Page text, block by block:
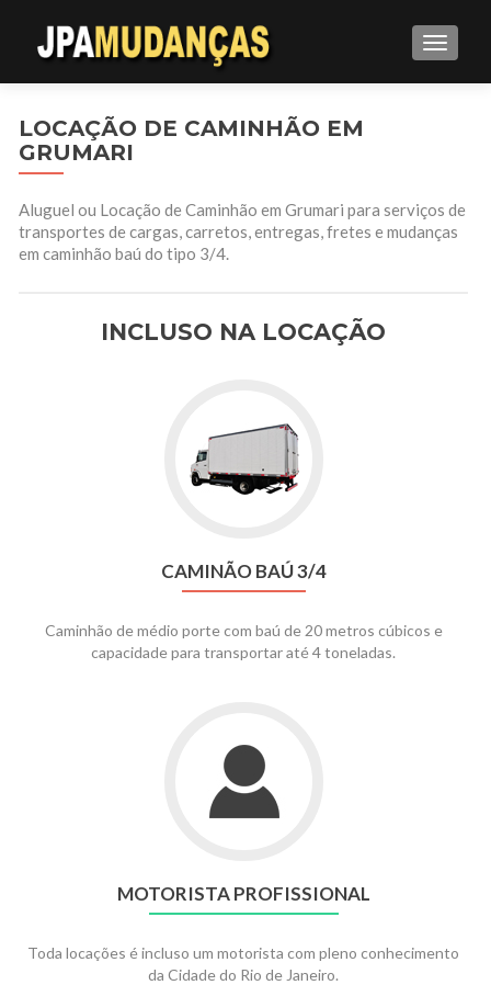
LOCAÇÃO DE CAMINHÃO EM
GRUMARI
Aluguel ou Locação de Caminhão em Grumari para serviços de
transportes de cargas, carretos, entregas, fretes e mudanças
em caminhão baú do tipo 3/4.
INCLUSO NA LOCAÇÃO
CAMINÃO BAÚ 3/4
Caminhão de médio porte com baú de 20 metros cúbicos e
capacidade para transportar até 4 toneladas.
MOTORISTA PROFISSIONAL
Toda locações é incluso um motorista com pleno conhecimento
da Cidade do Rio de Janeiro.